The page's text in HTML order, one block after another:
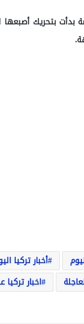
بدأت بتحريك
أخبار تركيا
اخبار تركيا